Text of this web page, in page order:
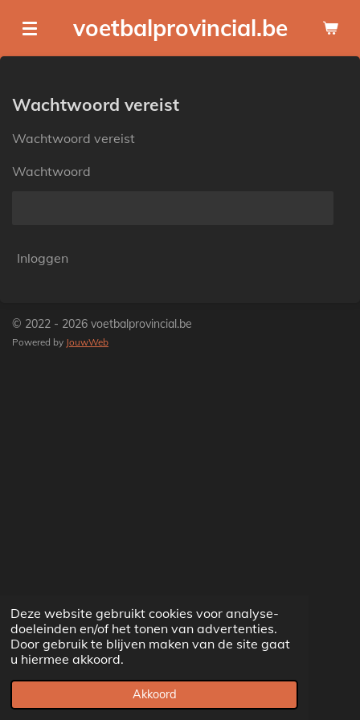
Deze website gebruikt cookies voor analyse-
doeleinden en/of het tonen van advertenties.
Door gebruik te blijven maken van de site gaat
u hiermee akkoord.
Akkoord
direct
naar
hoofdinhoud
voetbalprovincial.be
Wachtwoord vereist
Wachtwoord vereist
Wachtwoord
Inloggen
© 2022 - 2026 voetbalprovincial.be
Powered by JouwWeb